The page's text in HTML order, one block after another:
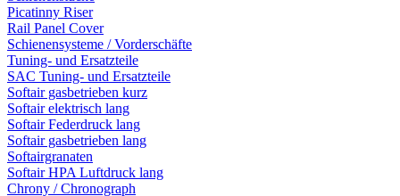
Picatinny Riser
Rail Panel Cover
Schienensysteme / Vorderschäfte
Tuning- und Ersatzteile
SAC Tuning- und Ersatzteile
Softair gasbetrieben kurz
Softair elektrisch lang
Softair Federdruck lang
Softair gasbetrieben lang
Softairgranaten
Softair HPA Luftdruck lang
Chrony / Chronograph